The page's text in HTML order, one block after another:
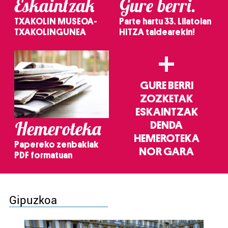
Eskaintzak
TXAKOLIN MUSEOA-
TXAKOLINGUNEA
Gure berri.
Parte hartu 33. Lilatoian
HITZA taldearekin!
Hemeroteka
Papereko zenbakiak
PDF formatuan
+
GURE BERRI
ZOZKETAK
ESKAINTZAK
DENDA
HEMEROTEKA
NOR GARA
Gipuzkoa